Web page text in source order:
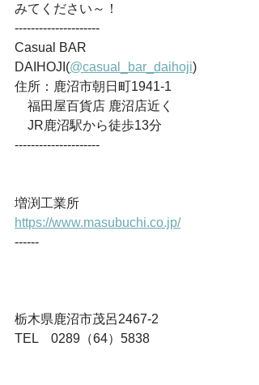
みてください～！
---------------------
Casual BAR
DAIHOJI(@casual_bar_daihoji)
住所：鹿沼市朝日町1941-1
福田屋百貨店 鹿沼店近く
JR鹿沼駅から徒歩13分
---------------------
増渕工業所
https://www.masubuchi.co.jp/
------
栃木県鹿沼市茂呂2467-2
TEL　0289（64）5838